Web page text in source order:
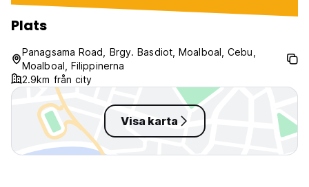
location was that it was right next
to a very good laundry shop
though. Overall can recommend
the hostel, but be aware for
hidden fees if you do the
canyoneering through the
company they book you with.
Plats
Panagsama Road, Brgy. Basdiot, Moalboal, Cebu,
Moalboal, Filippinerna
2.9km från city
Visa karta